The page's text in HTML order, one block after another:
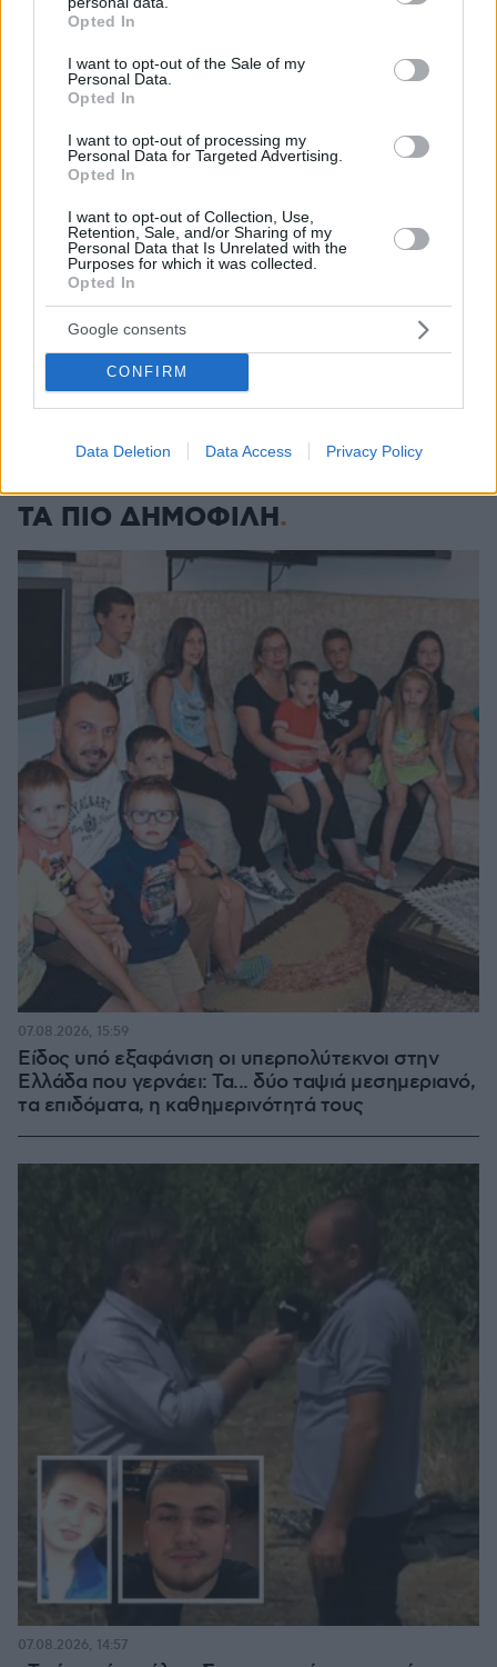
grant or deny consent to Google and its third-party tags to
use your data for below specified purposes in below Google
consent section.
Opted In
I want to opt-out of the Sale of my
Personal Data.
Opted In
I want to opt-out of processing my
Personal Data for Targeted Advertising.
Opted In
I want to opt-out of Collection, Use,
Retention, Sale, and/or Sharing of my
Personal Data that Is Unrelated with the
Purposes for which it was collected.
Opted In
Google consents
CONFIRM
Data Deletion Data Access Privacy Policy
«Κάτι απέσπασε την προσοχή του οδηγού»:
του δυστυχήματος στις Σέρρες
για να σώσουμε έναν σκύλο; Όχι» λέει ο ερευνητής
μετά τις επικρίσεις για τον θάνατο του λευκού
κουταβιού
πριν 23 λεπτά
Αποστολή στη Χίο: Ένα 24ωρο στην πόλη της
πριν 23 λεπτά
Τρία μέτωπα «κόκκινου συναγερμού» για τη ναυτιλία:
Εκρήξεις στο Ορμούζ, νέες επιθέσεις στην Υεμένη και
πλήγματα σε πλοία στην Οδησσό
πριν 25 λεπτά
ΔΕΙΤΕ ΟΛΕΣ ΤΙΣ ΕΙΔΗΣΕΙΣ
ΤΑ ΠΙΟ ΔΗΜΟΦΙΛΗ
Είδος υπό εξαφάνιση οι υπερπολύτεκνοι στην
Ελλάδα που γερνάει: Τα... δύο ταψιά μεσημεριανό,
τα επιδόματα, η καθημερινότητά τους
07.08.2026, 15:59
07.08.2026, 14:57